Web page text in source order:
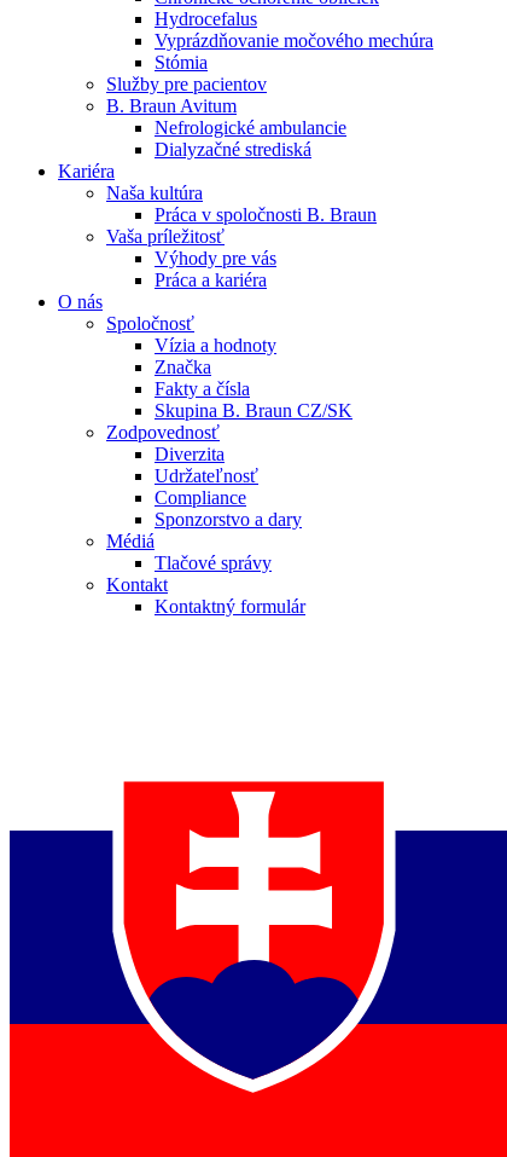
Produktový katalóg​
Objavte naše produkty. ​Navštívte produktový katalóg B.
Dialyzačné strediská
B. Braun Avitum poskytuje kvalitnú dialyzačnú
Kontakt
Zostaňte v dialógu s B. Braun. Kontaktujte nás.
Hydrocefalus
Vyprázdňovanie močového mechúra
Stómia
Služby pre pacientov
B. Braun Avitum
Nefrologické ambulancie
Dialyzačné strediská
Kariéra
Naša kultúra
Práca v spoločnosti B. Braun
Vaša príležitosť
Výhody pre vás
Práca a kariéra
O nás
Spoločnosť
Vízia a hodnoty
Značka
Fakty a čísla
Skupina B. Braun CZ/SK
Zodpovednosť
Diverzita
Udržateľnosť
Compliance
Sponzorstvo a dary
Médiá
Tlačové správy
Kontakt
Kontaktný formulár